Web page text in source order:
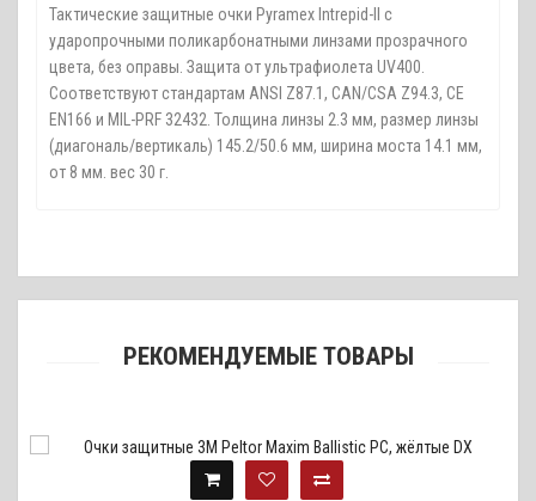
Тактические защитные очки Pyramex Intrepid-II с
ударопрочными поликарбонатными линзами прозрачного
цвета, без оправы. Защита от ультрафиолета UV400.
Соответствуют стандартам ANSI Z87.1, CAN/CSA Z94.3, CE
EN166 и MIL-PRF 32432. Толщина линзы 2.3 мм, размер линзы
(диагональ/вертикаль) 145.2/50.6 мм, ширина моста 14.1 мм,
от 8 мм. вес 30 г.
РЕКОМЕНДУЕМЫЕ ТОВАРЫ